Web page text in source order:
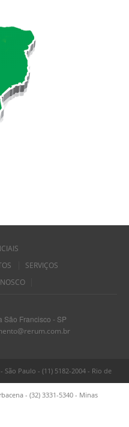
SERVIÇOS
São Francisco - SP
Paulo - (11) 5182-2004 - Rio de
- (32) 3331-5340 - Minas